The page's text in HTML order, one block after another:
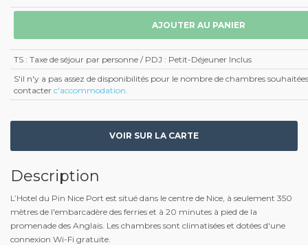
TS : Taxe de séjour par personne / PDJ : Petit-Déjeuner Inclus
S'il n'y a pas assez de disponibilités pour le nombre de chambres
contacter c'accommodation.
VOIR SUR LA CARTE
Description
L’Hotel du Pin Nice Port est situé dans le centre de Nice, à seulement 350
mètres de l'embarcadère des ferries et à 20 minutes à pied de la
promenade des Anglais. Les chambres sont climatisées et dotées d'une
connexion Wi-Fi gratuite.